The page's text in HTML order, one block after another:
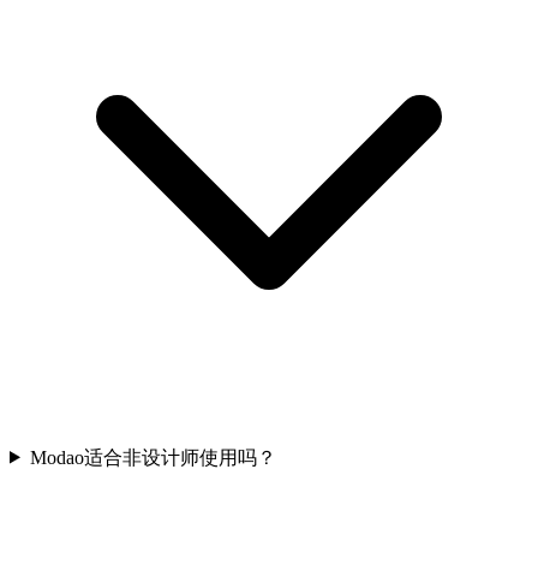
Modao适合非设计师使用吗？